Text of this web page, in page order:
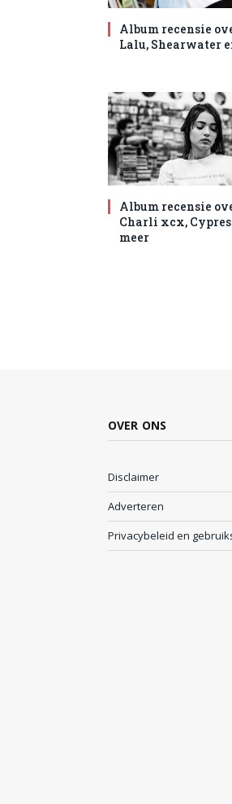
Album recensie
Lalu, Shearwater
Album recensie
Charli xcx,
meer
OVER ONS
Disclaimer
Adverteren
Privacybeleid en